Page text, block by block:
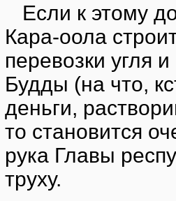
Если к этому
Кара-оола
перевозки угля
Будды (на что,
деньги,
то становится
рука Главы
труху.